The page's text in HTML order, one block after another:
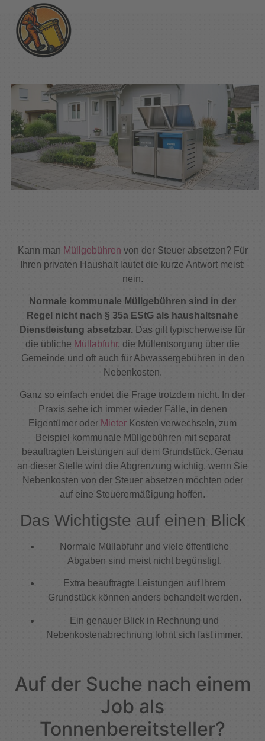
Kann man Müllgebühren von der Steuer absetzen? Für
Ihren privaten Haushalt lautet die kurze Antwort meist:
nein.
Normale kommunale Müllgebühren sind in der
Regel nicht nach § 35a EStG als haushaltsnahe
Dienstleistung absetzbar. Das gilt typischerweise für
die übliche Müllabfuhr, die Müllentsorgung über die
Gemeinde und oft auch für Abwassergebühren in den
Nebenkosten.
Ganz so einfach endet die Frage trotzdem nicht. In der
Praxis sehe ich immer wieder Fälle, in denen
Eigentümer oder Mieter Kosten verwechseln, zum
Beispiel kommunale Müllgebühren mit separat
beauftragten Leistungen auf dem Grundstück. Genau
an dieser Stelle wird die Abgrenzung wichtig, wenn Sie
Nebenkosten von der Steuer absetzen möchten oder
auf eine Steuerermäßigung hoffen.
Das Wichtigste auf einen Blick
Normale Müllabfuhr und viele öffentliche
Abgaben sind meist nicht begünstigt.
Extra beauftragte Leistungen auf Ihrem
Grundstück können anders behandelt werden.
Ein genauer Blick in Rechnung und
Nebenkostenabrechnung lohnt sich fast immer.
Auf der Suche nach einem
Job als
Tonnenbereitsteller?